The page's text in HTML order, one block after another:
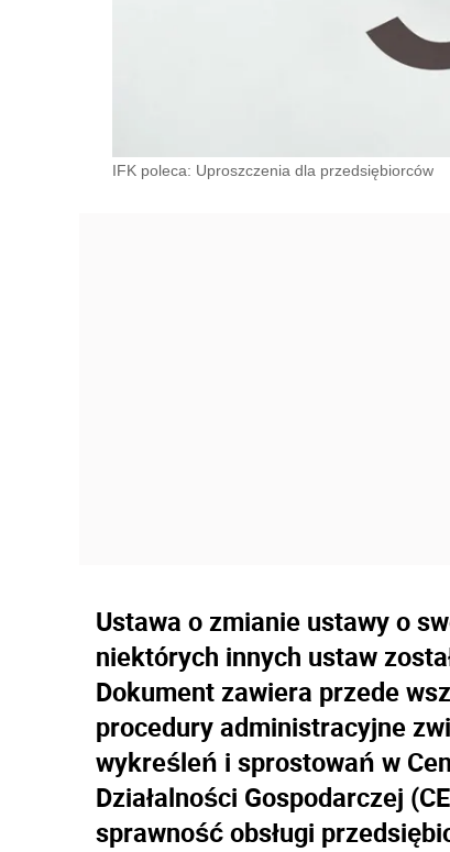
IFK poleca: Uproszczenia dla przedsiębiorców
Ustawa o zmianie ustawy o
niektórych innych ustaw
Dokument zawiera przede
procedury administracyjne
wykreśleń i sprostowań w
Działalności Gospodarczej
sprawność obsługi